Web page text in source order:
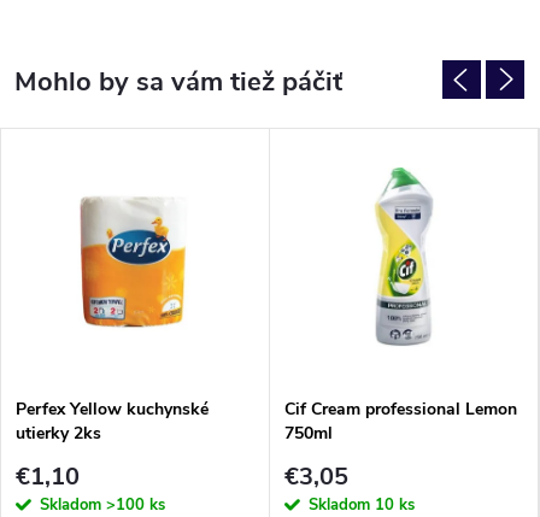
Perfex Yellow kuchynské
utierky 2ks
€1,10
Skladom >100 ks
Cif Cream professional Lemon
750ml
€3,05
Skladom 10 ks